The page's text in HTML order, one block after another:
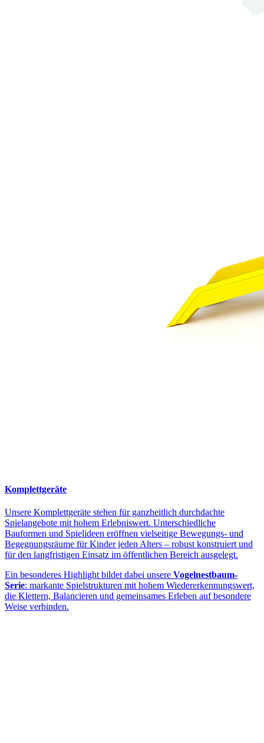
Komplettgeräte
Unsere Komplettgeräte stehen für ganzheitlich durchdachte
Spielangebote mit hohem Erlebniswert. Unterschiedliche
Bauformen und Spielideen eröffnen vielseitige Bewegungs- und
Begegnungsräume für Kinder jeden Alters – robust konstruiert und
für den langfristigen Einsatz im öffentlichen Bereich ausgelegt.
Ein besonderes Highlight bildet dabei unsere Vogelnestbaum-
Serie: markante Spielstrukturen mit hohem Wiedererkennungswert,
die Klettern, Balancieren und gemeinsames Erleben auf besondere
Weise verbinden.